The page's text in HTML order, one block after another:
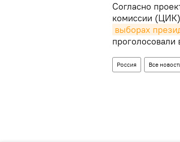
Согласно
комиссии
выборах
Россия Все